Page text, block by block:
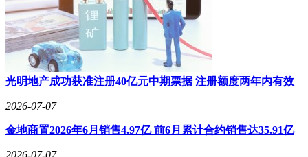
光明地产成功获准注册40亿元中期票据 注册额度两年内有效
2026-07-07
金地商置2026年6月销售4.97亿 前6月累计合约销售达35.91亿
2026-07-07